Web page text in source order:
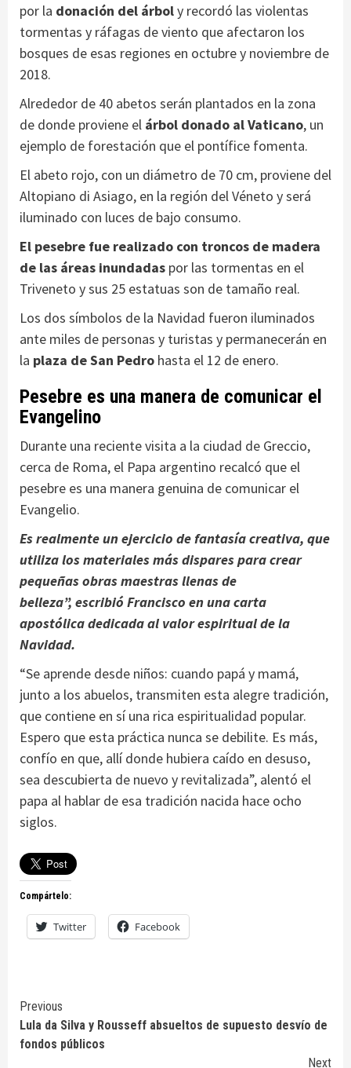
por la donación del árboly recordó las violentas
tormentas y ráfagas de viento que afectaron los
bosques de esas regiones en octubre y noviembre de
2018.
Alrededor de 40 abetos serán plantados en la zona
de donde proviene el árbol donado al Vaticano, un
ejemplo de forestación que el pontífice fomenta.
El abeto rojo, con un diámetro de 70 cm, proviene del
Altopiano di Asiago, en la región del Véneto y será
iluminado con luces de bajo consumo.
El pesebre fue realizado con troncos de madera
de las áreas inundadas por las tormentas en el
Triveneto y sus 25 estatuas son de tamaño real.
Los dos símbolos de la Navidad fueron iluminados
ante miles de personas y turistas y permanecerán en
la plaza de San Pedro hasta el 12 de enero.
Pesebre es una manera de comunicar el
Evangelino
Durante una reciente visita a la ciudad de Greccio,
cerca de Roma, el Papa argentino recalcó que el
pesebre es una manera genuina de comunicar el
Evangelio.
Es realmente un ejercicio de fantasía creativa, que
utiliza los materiales más dispares para crear
pequeñas obras maestras llenas de
belleza”, escribió Francisco en una carta
apostólica dedicada al valor espiritual de la
Navidad.
“Se aprende desde niños: cuando papá y mamá,
junto a los abuelos, transmiten esta alegre tradición,
que contiene en sí una rica espiritualidad popular.
Espero que esta práctica nunca se debilite. Es más,
confío en que, allí donde hubiera caído en desuso,
sea descubierta de nuevo y revitalizada”, alentó el
papa al hablar de esa tradición nacida hace ocho
siglos.
Compártelo:
Twitter Facebook
Continue
Reading
Previous
Lula da Silva y Rousseff absueltos de supuesto desvío de
fondos públicos
Next